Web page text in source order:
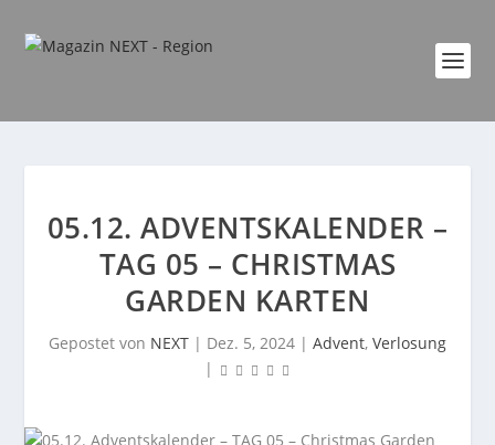
05.12. ADVENTSKALENDER –
TAG 05 – CHRISTMAS
GARDEN KARTEN
Gepostet von NEXT | Dez. 5, 2024 | Advent, Verlosung
|